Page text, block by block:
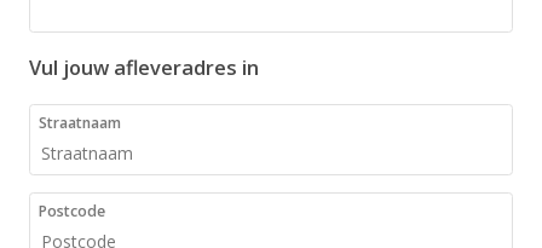
Vul jouw afleveradres in
Straatnaam
Postcode